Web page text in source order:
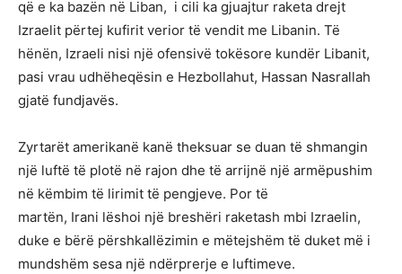
që e ka bazën në Liban, i cili ka gjuajtur raketa drejt
Izraelit përtej kufirit verior të vendit me Libanin. Të
hënën, Izraeli nisi një ofensivë tokësore kundër Libanit,
pasi vrau udhëheqësin e Hezbollahut, Hassan Nasrallah
gjatë fundjavës.
Zyrtarët amerikanë kanë theksuar se duan të shmangin
një luftë të plotë në rajon dhe të arrijnë një armëpushim
në këmbim të lirimit të pengjeve. Por të
martën, Irani lëshoi ​​një breshëri raketash mbi Izraelin,
duke e bërë përshkallëzimin e mëtejshëm të duket më i
mundshëm sesa një ndërprerje e luftimeve.